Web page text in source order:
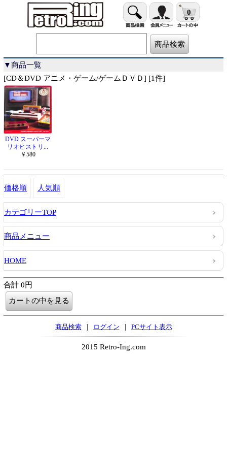
0
▼商品一覧
[CD＆DVD アニメ・ゲーム/ゲームＤＶＤ] [1件]
DVD スーパーマ
リオヒストリ...
￥580
価格順 人気順
カテゴリーTOP
商品メニュー
HOME
合計 0円
商品検索 | ログイン | PCサイト表示
2015 Retro-Ing.com